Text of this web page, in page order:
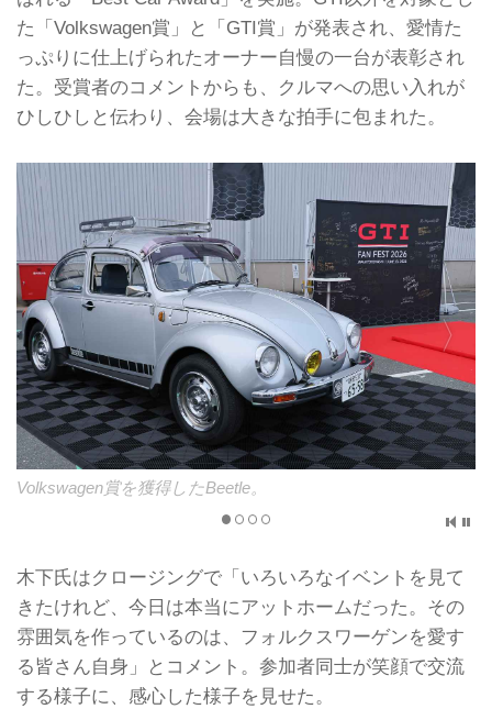
た「Volkswagen賞」と「GTI賞」が発表され、愛情た
っぷりに仕上げられたオーナー自慢の一台が表彰され
た。受賞者のコメントからも、クルマへの思い入れが
ひしひしと伝わり、会場は大きな拍手に包まれた。
Volkswagen賞を獲得したBeetle。
木下氏はクロージングで「いろいろなイベントを見て
きたけれど、今日は本当にアットホームだった。その
雰囲気を作っているのは、フォルクスワーゲンを愛す
る皆さん自身」とコメント。参加者同士が笑顔で交流
する様子に、感心した様子を見せた。